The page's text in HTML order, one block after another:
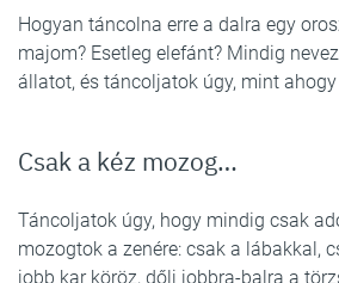
Hogyan táncolna erre a dalra egy
majom? Esetleg elefánt? Mindig
állatot, és táncoljatok úgy, mint
Csak a kéz mozog…
Táncoljatok úgy, hogy mindig csak
mozogtok a zenére: csak a lábakkal,
jobb kar köröz, dőlj jobbra-balra a